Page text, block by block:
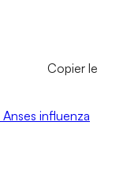
Copier le
Anses influenza